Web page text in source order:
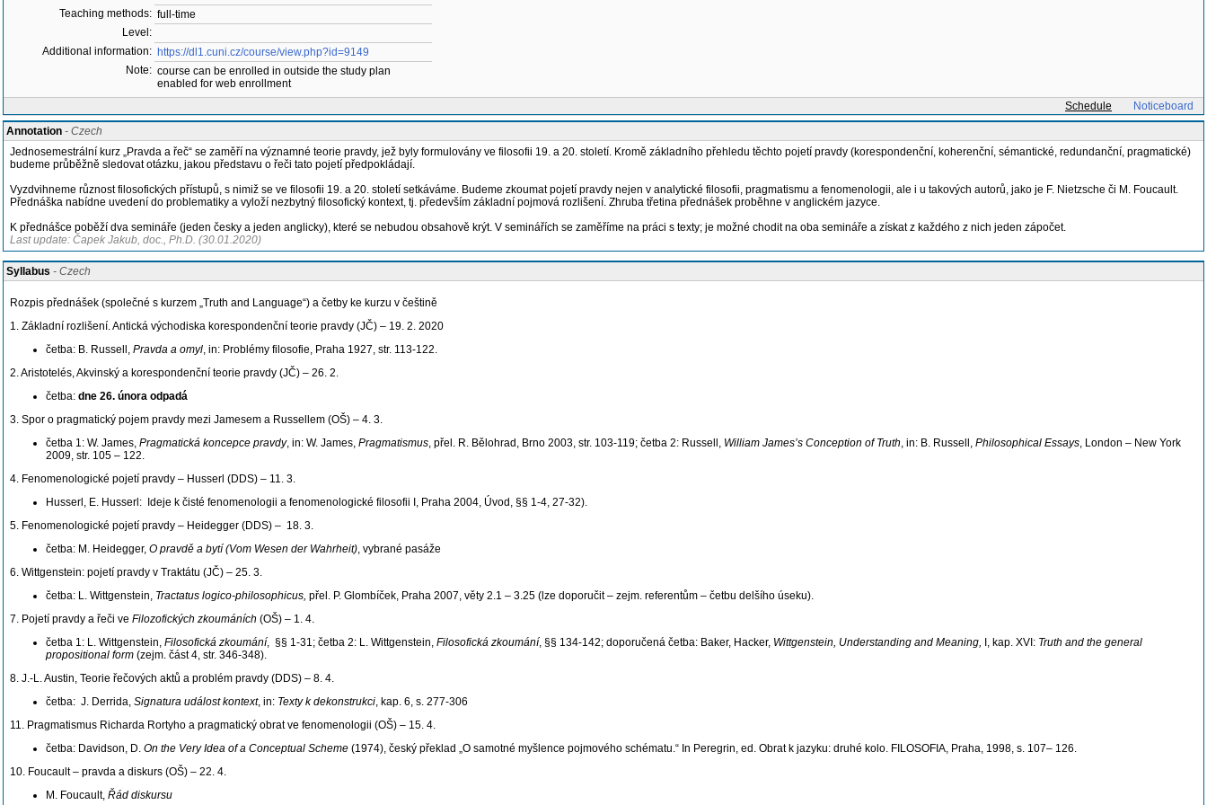
Teaching methods: full-time
Level:
Additional information: https://dl1.cuni.cz/course/view.php?id=9149
Note: course can be enrolled in outside the study plan
enabled for web enrollment
Schedule
Noticeboard
Annotation - Czech
Jednosemestrální kurz „Pravda a řeč“ se zaměří na významné teorie pravdy, jež byly formulovány ve filosofii 19. a 20. století. Kromě základního přehledu těchto pojetí pravdy (korespondenční, koherenční, sémantické, redundanční, pragmatické)
budeme průběžně sledovat otázku, jakou představu o řeči tato pojetí předpokládají.
Vyzdvihneme různost filosofických přístupů, s nimiž se ve filosofii 19. a 20. století setkáváme. Budeme zkoumat pojetí pravdy nejen v analytické filosofii, pragmatismu a fenomenologii, ale i u takových autorů, jako je F. Nietzsche či M. Foucault.
Přednáška nabídne uvedení do problematiky a vyloží nezbytný filosofický kontext, tj. především základní pojmová rozlišení. Zhruba třetina přednášek proběhne v anglickém jazyce.
K přednášce poběží dva semináře (jeden česky a jeden anglicky), které se nebudou obsahově krýt. V seminářích se zaměříme na práci s texty; je možné chodit na oba semináře a získat z každého z nich jeden zápočet.
Last update: Čapek Jakub, doc., Ph.D. (30.01.2020)
Syllabus - Czech
Rozpis přednášek (společné s kurzem „Truth and Language“) a četby ke kurzu v češtině
1. Základní rozlišení. Antická východiska korespondenční teorie pravdy (JČ) – 19. 2. 2020
četba: B. Russell, Pravda a omyl, in: Problémy filosofie, Praha 1927, str. 113-122.
2. Aristotelés, Akvinský a korespondenční teorie pravdy (JČ) – 26. 2.
četba: dne 26. února odpadá
3. Spor o pragmatický pojem pravdy mezi Jamesem a Russellem (OŠ) – 4. 3.
četba 1: W. James, Pragmatická koncepce pravdy, in: W. James, Pragmatismus, přel. R. Bělohrad, Brno 2003, str. 103-119; četba 2: Russell, William James’s Conception of Truth, in: B. Russell, Philosophical Essays, London – New York
2009, str. 105 – 122.
4. Fenomenologické pojetí pravdy – Husserl (DDS) – 11. 3.
Husserl, E. Husserl: Ideje k čisté fenomenologii a fenomenologické filosofii I, Praha 2004, Úvod, §§ 1-4, 27-32).
5. Fenomenologické pojetí pravdy – Heidegger (DDS) – 18. 3.
četba: M. Heidegger, O pravdě a bytí (Vom Wesen der Wahrheit), vybrané pasáže
6. Wittgenstein: pojetí pravdy v Traktátu (JČ) – 25. 3.
četba: L. Wittgenstein, Tractatus logico-philosophicus, přel. P. Glombíček, Praha 2007, věty 2.1 – 3.25 (lze doporučit – zejm. referentům – četbu delšího úseku).
7. Pojetí pravdy a řeči ve Filozofických zkoumáních (OŠ) – 1. 4.
četba 1: L. Wittgenstein, Filosofická zkoumání, §§ 1-31; četba 2: L. Wittgenstein, Filosofická zkoumání, §§ 134-142; doporučená četba: Baker, Hacker, Wittgenstein, Understanding and Meaning, I, kap. XVI: Truth and the general
propositional form (zejm. část 4, str. 346-348).
8. J.-L. Austin, Teorie řečových aktů a problém pravdy (DDS) – 8. 4.
četba: J. Derrida, Signatura událost kontext, in: Texty k dekonstrukci, kap. 6, s. 277-306
11. Pragmatismus Richarda Rortyho a pragmatický obrat ve fenomenologii (OŠ) – 15. 4.
četba: Davidson, D. On the Very Idea of a Conceptual Scheme (1974), český překlad „O samotné myšlence pojmového schématu.“ In Peregrin, ed. Obrat k jazyku: druhé kolo. FILOSOFIA, Praha, 1998, s. 107– 126.
10. Foucault – pravda a diskurs (OŠ) – 22. 4.
M. Foucault, Řád diskursu